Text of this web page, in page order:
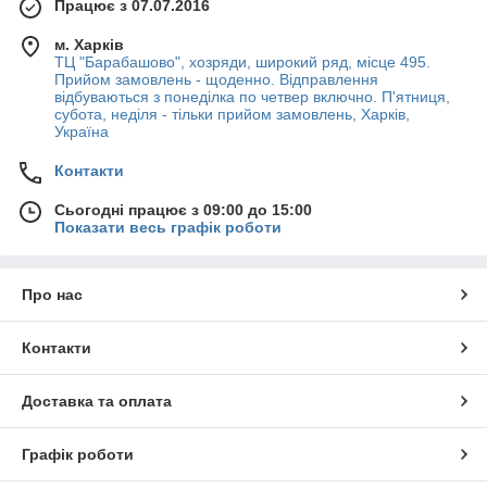
Працює з 07.07.2016
м. Харків
ТЦ "Барабашово", хозряди, широкий ряд, місце 495.
Прийом замовлень - щоденно. Відправлення
відбуваються з понеділка по четвер включно. П'ятниця,
субота, неділя - тільки прийом замовлень, Харків,
Україна
Контакти
Сьогодні працює з 09:00 до 15:00
Показати весь графік роботи
Про нас
Контакти
Доставка та оплата
Графік роботи